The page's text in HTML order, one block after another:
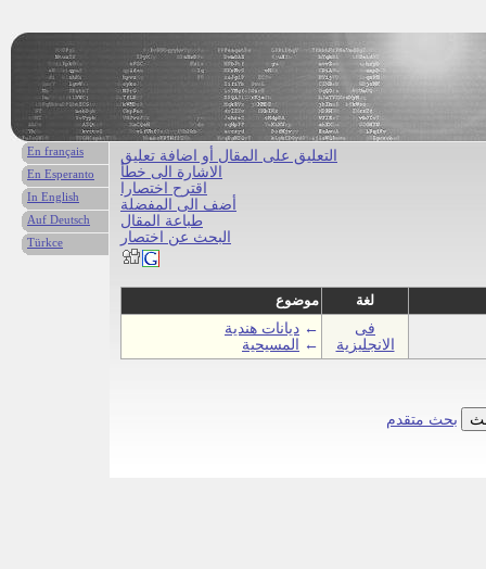
التعليق على المقال أو اضافة تعليق
الاشارة الى خطأ
اقترح اختصارا
أضف الى المفضلة
طباعة المقال
البحث عن اختصار
موضوع
لغة
← ديانات هندية
←
المسيحية
فى
الانجليزية
بحث متقدم
En français
En Esperanto
In English
Auf Deutsch
Türkce